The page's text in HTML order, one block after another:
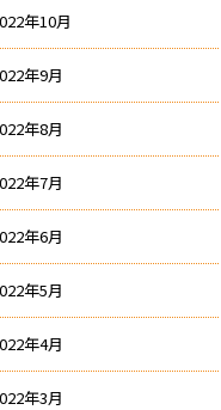
年10月
年9月
年8月
年7月
年6月
年5月
年4月
年3月